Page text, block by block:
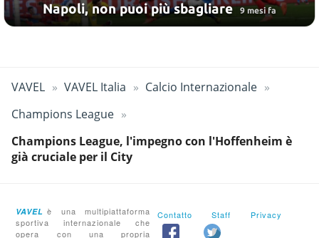
Napoli, non puoi più sbagliare 9 mesi fa
VAVEL VAVEL Italia
Calcio Internazionale
Champions League
Champions League, l'impegno con l'Hoffenheim è
già cruciale per il City
VAVEL è una multipiattaforma
sportiva internazionale che
opera con una propria
Contatto Staff Privacy